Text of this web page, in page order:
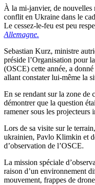
À la mi-janvier, de nouvelles
conflit en Ukraine dans le
Le cessez-le-feu est peu
Allemagne.
Sebastian Kurz, ministre
préside l’Organisation pour
(OSCE) cette année, a
allant constater lui-même la
En se rendant sur la zone de
démontrer que la question
ramener sous les projecteurs
Lors de sa visite sur le
ukrainien, Pavlo Klimkin et
d’observation de l’OSCE.
La mission spéciale
raison d’un environnement
mouvement, frappes de